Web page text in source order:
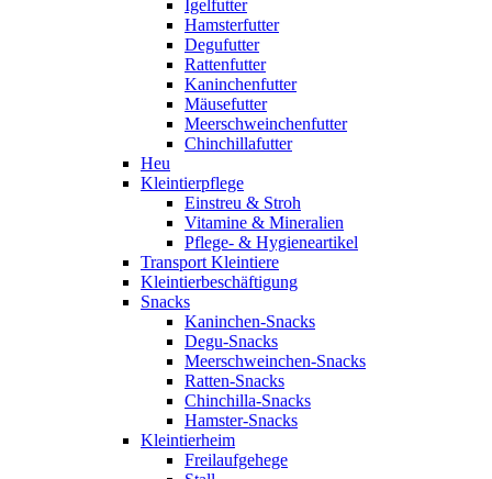
Igelfutter
Hamsterfutter
Degufutter
Rattenfutter
Kaninchenfutter
Mäusefutter
Meerschweinchenfutter
Chinchillafutter
Heu
Kleintierpflege
Einstreu & Stroh
Vitamine & Mineralien
Pflege- & Hygieneartikel
Transport Kleintiere
Kleintierbeschäftigung
Snacks
Kaninchen-Snacks
Degu-Snacks
Meerschweinchen-Snacks
Ratten-Snacks
Chinchilla-Snacks
Hamster-Snacks
Kleintierheim
Freilaufgehege